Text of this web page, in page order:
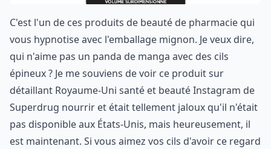
C'est l'un de ces produits de beauté de pharmacie qui
vous hypnotise avec l'emballage mignon. Je veux dire,
qui n'aime pas un panda de manga avec des cils
épineux ? Je me souviens de voir ce produit sur
détaillant Royaume-Uni santé et beauté Instagram de
Superdrug nourrir et était tellement jaloux qu'il n'était
pas disponible aux États-Unis, mais heureusement, il
est maintenant. Si vous aimez vos cils d'avoir ce regard